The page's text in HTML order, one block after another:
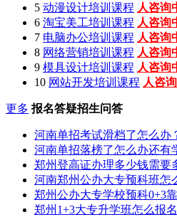
5 动漫设计培训课程 人咨询
6 淘宝美工培训课程 人咨询
7 电脑办公培训课程 人咨询
8 网络营销培训课程 人咨询
9 模具设计培训课程 人咨询
10 网站开发培训课程 人咨
更多 报名答疑招生问答
河南单招考试滑档了怎么办
河南单招落榜了怎么办还有
郑州登高证办理多少钱需要
河南郑州公办大专预科班怎
郑州公办大专学校预科0+3
郑州1+3大专升学班怎么报